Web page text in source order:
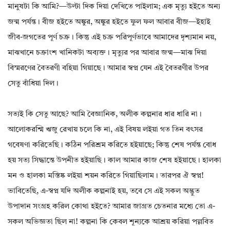
মানুষটা কি আমি?—উল্টা দিক দিয়া দেখিতে পাইলাম; এক মৃত্যু হইতে অন্য
জন্ম পর্যন্ত। বীজ হইতে অঙ্কুর, অঙ্কুর হইতে ফুল ফল আবার বীজ—ইহাই
জীব-জগতের পূর্ণ চক্র। কিন্তু এই চক্র পরিপূর্ণভাবে আমাদের দৃশ্যমান নয়,
মাঝখানে চক্রাংশ খানিকটা অব্যক্ত। মৃত্যুর পর আবার জন্ম—মাঝ দিয়া
বিস্মরণের বৈতরণী বহিয়া গিয়াছে। আমার স্বপ্ন যেন এই বৈতরণীর উপর
সেতু বাঁধিয়া দিল।
সত্যই কি সেতু আছে? আমি বৈজ্ঞানিক, অলীক কল্পনার ধার ধারি না।
আলোকরশ্মি ঋজু রেখায় চলে কি না, এই বিষয় লইয়া গত তিন বৎসর
গবেষণা করিতেছি। কঠিন পরিশ্রম করিতে হইয়াছে; কিন্তু শেষ পর্যন্ত বোধ
হয় সত্য সিদ্ধান্তে উপনীত হইয়াছি। কাল আমার কাজ শেষ হইয়াছে। হালকা
মন ও হালকা মস্তিষ্ক লইয়া শয়ন করিতে গিয়াছিলাম। তারপর ঐ স্বপ্ন!
ভাবিতেছি, এ-স্বপ্ন যদি অলীক কল্পনাই হয়, তবে সে এই সকল অদ্ভুত
উপাদান সংগ্রহ করিল কোথা হইতে? আমার জাগ্রত চেতনার মধ্যে তো এ-
সকল অভিজ্ঞতা ছিল না! কল্পনা কি কেবল শূন্যকে আশ্রয় করিয়া পল্লবিত